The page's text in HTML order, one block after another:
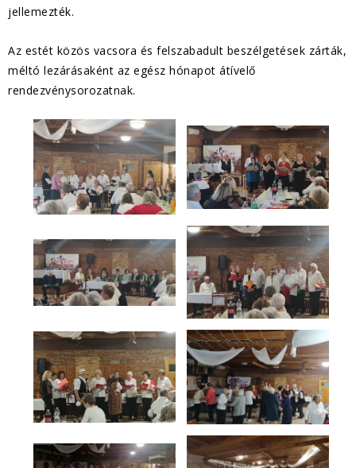
jellemezték.
Az estét közös vacsora és felszabadult beszélgetések zárták,
méltó lezárásaként az egész hónapot átívelő
rendezvénysorozatnak.